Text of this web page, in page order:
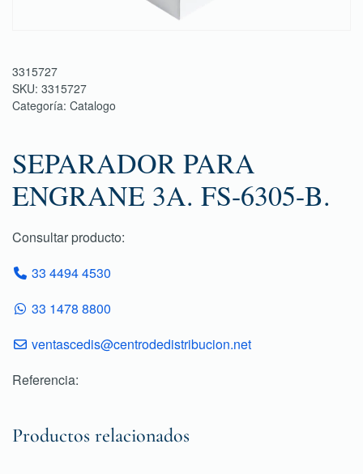
3315727
SKU: 3315727
Categoría: Catalogo
SEPARADOR PARA
ENGRANE 3A. FS-6305-B.
Consultar producto:
33 4494 4530
33 1478 8800
ventascedis@centrodedistribucion.net
Referencia:
Productos relacionados